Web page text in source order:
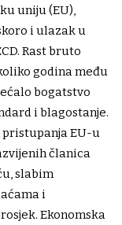
uniju (EU),
i ulazak u
Rast bruto
godina među
bogatstvo
i blagostanje.
pristupanja EU-u
članica
slabim
i
Ekonomska